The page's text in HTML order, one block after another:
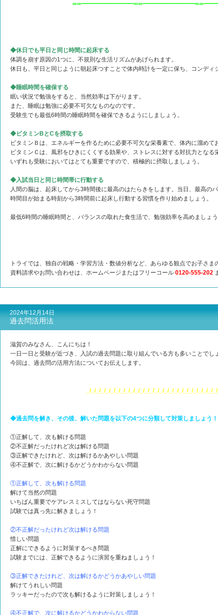
◆休日でも平日と同じ時間に起床する
体調を崩す原因の1つに、不規則な生活リズムがあげられます。
休日も、平日と同じように朝起床つすことで体内時計を一定に保ち、コンディ
◆睡眠時間を確保する
眠い状況で勉強をすると、当然効率は下がります。
また、睡眠は勉強に必要不可欠なものなのです。
受験生でも最低6時間の睡眠時間を確保できるようにしましょう。
◆ビタミンBとCを摂取する
ビタミンＢは、エネルギーを作るために必要不可欠な栄養素で、体内に溜めて
ビタミンＣは、風邪をひきにくくする効果や、ストレスに対する対抗力となる
いずれも受験においてはとても重要ですので、積極的に摂取しましょう。
◆入試当日と同じ時間帯に行動する
人間の脳は、起床してから3時間後に最高のはたらきをします。当日、最高の
時間目が始まる時刻から3時間前に起床し行動する習慣を作り始めましょう。
最低6時間の睡眠時間と、バランスの取れた食生活で、勉強効率を高めましょ
トライでは、独自の戦略・学習方法・数値分析など、あらゆる観点でお子さま
資料請求やお問い合わせは、ホームページまたはフリーコール 0120-555-202
2024年12月14日
過去問活用法
滋賀のみなさん、こんにちは！
一日一日と受験が近づき、入試の過去問題に取り組んでいる方も多いことでし
今回は、過去問の活用方法についてお伝えします。
_/_/_/_/_/_/_/_/_/_/_/_/_/_/_/_/_/_/_/_/_/_/_/_/_/_/
◆過去問を解き、その後、解いた問題を以下の4つに分類して対策しましょう！
①正解して、次も解ける問題
②不正解だったけれど次は解ける問題
③正解できたけれど、次は解けるかあやしい問題
④不正解で、次に解けるかどうかわからない問題
①正解して、次も解ける問題
解けて当然の問題
いちばん重要でケアレスミスしてはならない死守問題
試験では真っ先に解きましょう！
②不正解だったけれど次は解ける問題
惜しい問題
正解にできるように対策するべき問題
試験までには、正解できるように演習を重ねましょう！
③正解できたけれど、次は解けるかどうかあやしい問題
解けてうれしい問題
ラッキーだったので次も解けるように対策しましょう！
④不正解で、次に解けるかどうかわからない問題